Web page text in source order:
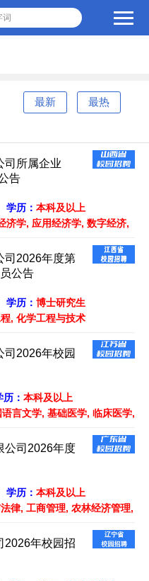
词
最新 最热
司所属企业
告
学历： 本科及以上
济学, 应用经济学, 数字经济,
司2026年度第
公告
学历： 博士研究生
, 化学工程与技术
司2026年校园
历： 本科及以上
言文学, 基础医学, 临床医学,
公司2026年度
学历： 本科及以上
律, 工商管理, 农林经济管理,
水利
2026年校园招